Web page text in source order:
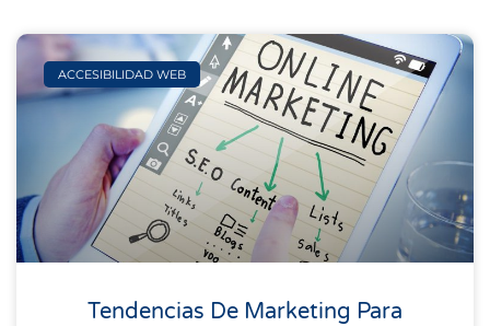
ACCESIBILIDAD WEB
Tendencias De Marketing Para